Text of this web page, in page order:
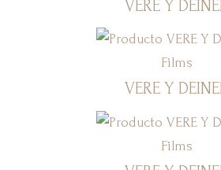
VERE Y
Films
VERE Y
Films